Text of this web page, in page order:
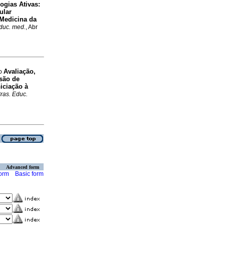
Ativas:
da
med., Abr
Avaliação,
de
à
Educ.
Advanced form
Basic form